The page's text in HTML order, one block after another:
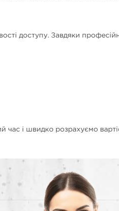
доступу. Завдяки
час і швидко розрахуємо